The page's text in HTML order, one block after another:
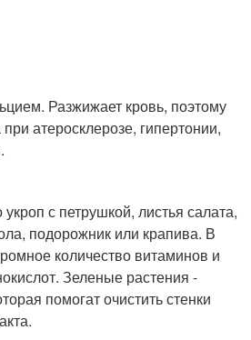
Разжижает кровь, поэтому
атеросклерозе, гипертонии,
с петрушкой, листья салата,
подорожник или крапива. В
количество витаминов и
Зеленые растения -
помогат очистить стенки